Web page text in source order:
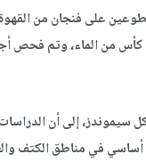
على فنجان من
من الماء، وتم فحص
سيموندز، إلى أن
في مناطق الكتف